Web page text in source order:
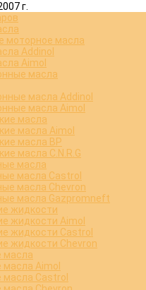
г.
моторное масла
Addinol
Aimol
масла
масла Addinol
масла Aimol
масла
масла Aimol
масла BP
масла C.N.R.G
масла
масла Castrol
масла Chevron
масла Gazpromneft
жидкости
жидкости Aimol
жидкости Castrol
жидкости Chevron
масла
Aimol
масла Castrol